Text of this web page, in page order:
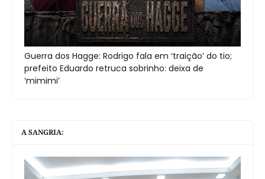
Guerra dos Hagge: Rodrigo fala em ‘traição’ do tio;
prefeito Eduardo retruca sobrinho: deixa de
‘mimimi’
A SANGRIA: